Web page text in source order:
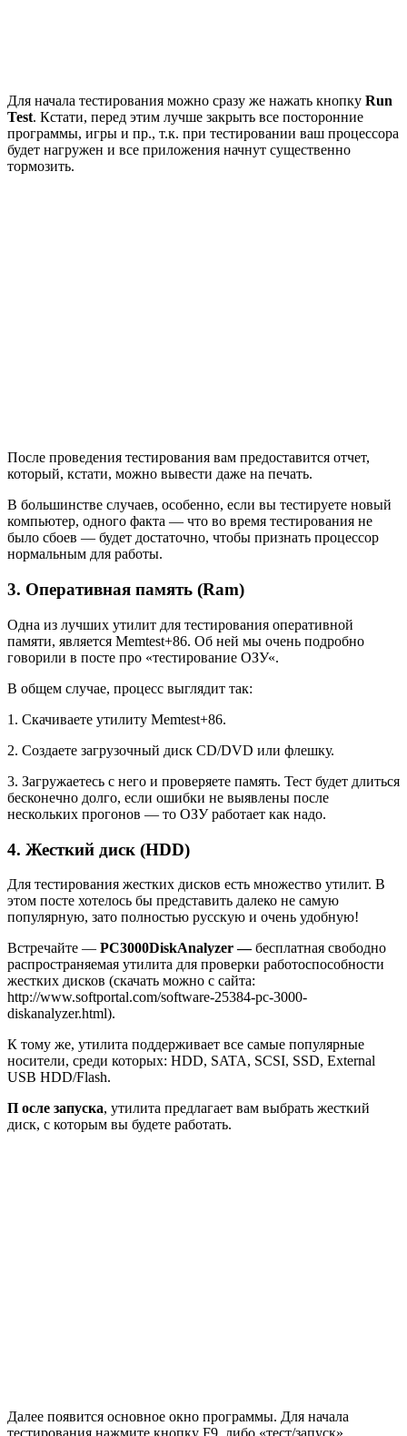
Для начала тестирования можно сразу же нажать кнопку Run
Test. Кстати, перед этим лучше закрыть все посторонние
программы, игры и пр., т.к. при тестировании ваш процессора
будет нагружен и все приложения начнут существенно
тормозить.
После проведения тестирования вам предоставится отчет,
который, кстати, можно вывести даже на печать.
В большинстве случаев, особенно, если вы тестируете новый
компьютер, одного факта — что во время тестирования не
было сбоев — будет достаточно, чтобы признать процессор
нормальным для работы.
3. Оперативная память (Ram)
Одна из лучших утилит для тестирования оперативной
памяти, является Memtest+86. Об ней мы очень подробно
говорили в посте про «тестирование ОЗУ«.
В общем случае, процесс выглядит так:
1. Скачиваете утилиту Memtest+86.
2. Создаете загрузочный диск CD/DVD или флешку.
3. Загружаетесь с него и проверяете память. Тест будет длиться
бесконечно долго, если ошибки не выявлены после
нескольких прогонов — то ОЗУ работает как надо.
4. Жесткий диск (HDD)
Для тестирования жестких дисков есть множество утилит. В
этом посте хотелось бы представить далеко не самую
популярную, зато полностью русскую и очень удобную!
Встречайте — PC3000DiskAnalyzer —бесплатная свободно
распространяемая утилита для проверки работоспособности
жестких дисков (скачать можно с сайта:
http://www.softportal.com/software-25384-pc-3000-
diskanalyzer.html).
К тому же, утилита поддерживает все самые популярные
носители, среди которых: HDD, SATA, SCSI, SSD, External
USB HDD/Flash.
П осле запуска, утилита предлагает вам выбрать жесткий
диск, с которым вы будете работать.
Далее появится основное окно программы. Для начала
тестирования нажмите кнопку F9, либо «тест/запуск».